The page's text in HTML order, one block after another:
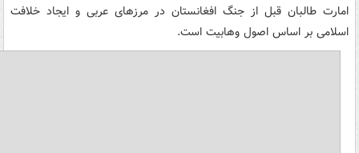
امارت طالبان قبل از جنگ افغانستان در مرزهای عربی و ایجاد خلافت
اسلامی بر اساس اصول وهابیت است.